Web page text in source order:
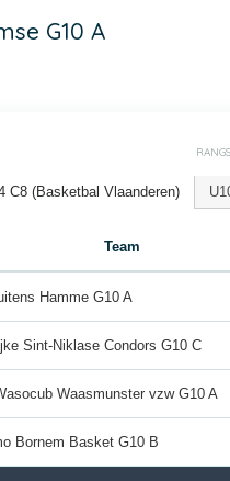
G10 A
C8 (Basketbal Vlaanderen)
Team
Hamme G10 A
Sint-Niklase Condors G10 C
Waasmunster vzw G10 A
Bornem Basket G10 B